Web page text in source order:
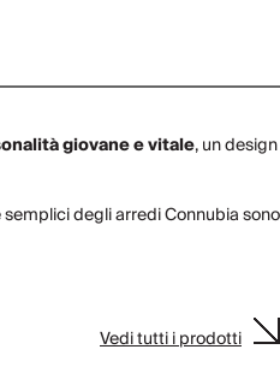
giovane e vitale, un design
degli arredi Connubia sono
Vedi tutti i prodotti